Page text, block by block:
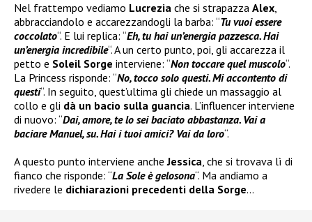
Nel frattempo vediamo Lucrezia che si strapazza Alex,
abbracciandolo e accarezzandogli la barba: “Tu vuoi essere
coccolato“. E lui replica: “Eh, tu hai un’energia pazzesca. Hai
un’energia incredibile“. A un certo punto, poi, gli accarezza il
petto e Soleil Sorge interviene: “Non toccare quel muscolo“.
La Princess risponde: “No, tocco solo questi. Mi accontento di
questi“. In seguito, quest’ultima gli chiede un massaggio al
collo e gli dà un bacio sulla guancia. L’influencer interviene
di nuovo: “Dai, amore, te lo sei baciato abbastanza. Vai a
baciare Manuel, su. Hai i tuoi amici? Vai da loro“.
A questo punto interviene ancheJessica, che si trovava lì di
fianco che risponde: “La Sole è gelosona“. Ma andiamo a
rivedere le dichiarazioni precedenti della Sorge…